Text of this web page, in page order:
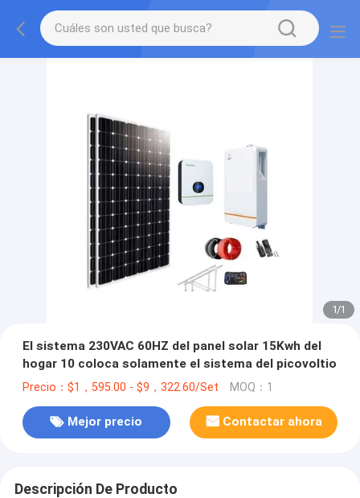
1/1
El sistema 230VAC 60HZ del panel solar 15Kwh del
hogar 10 coloca solamente el sistema del picovoltio
Precio：$1，595.00 - $9，322.60/Set MOQ：1
Mejor precio Contactar ahora
Descripción De Producto